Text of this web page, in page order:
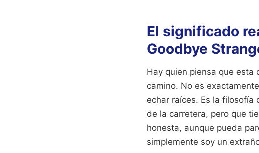
El significado
Goodbye
Hay quien piensa que
camino. No es
echar raíces. Es la
de la carretera, pero que
honesta, aunque pueda
simplemente soy un